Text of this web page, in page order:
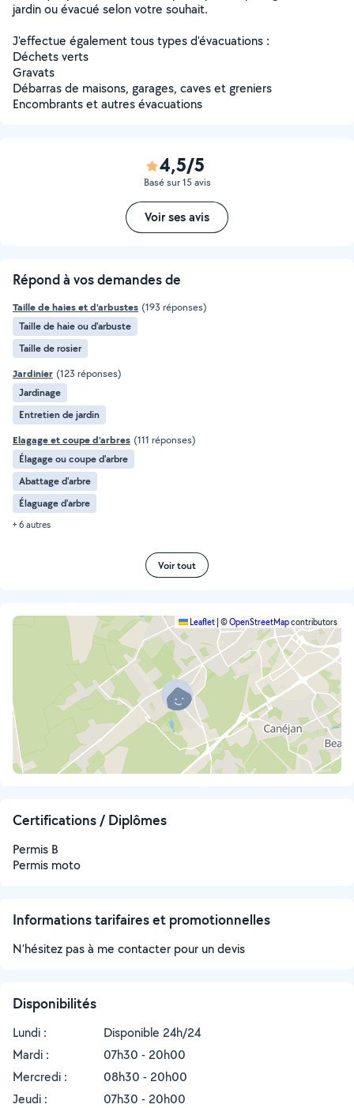
jardin ou évacué selon votre souhait.
J'effectue également tous types d'évacuations :
Déchets verts
Gravats
Débarras de maisons, garages, caves et greniers
Encombrants et autres évacuations
4,5/5
Basé sur 15 avis
Voir ses avis
Répond à vos demandes de
Taille de haies et d'arbustes (193 réponses)
Taille de haie ou d'arbuste
Taille de rosier
Jardinier (123 réponses)
Jardinage
Entretien de jardin
Elagage et coupe d'arbres (111 réponses)
Élagage ou coupe d'arbre
Abattage d'arbre
Élaguage d'arbre
+ 6 autres
Voir tout
Leaflet ©OpenStreetMapcontributors
Certifications / Diplômes
Permis B
Permis moto
Informations tarifaires et promotionnelles
N’hésitez pas à me contacter pour un devis
Disponibilités
Lundi :
Disponible 24h/24
Mardi :
07h30 - 20h00
Mercredi :
08h30 - 20h00
Jeudi :
07h30 - 20h00